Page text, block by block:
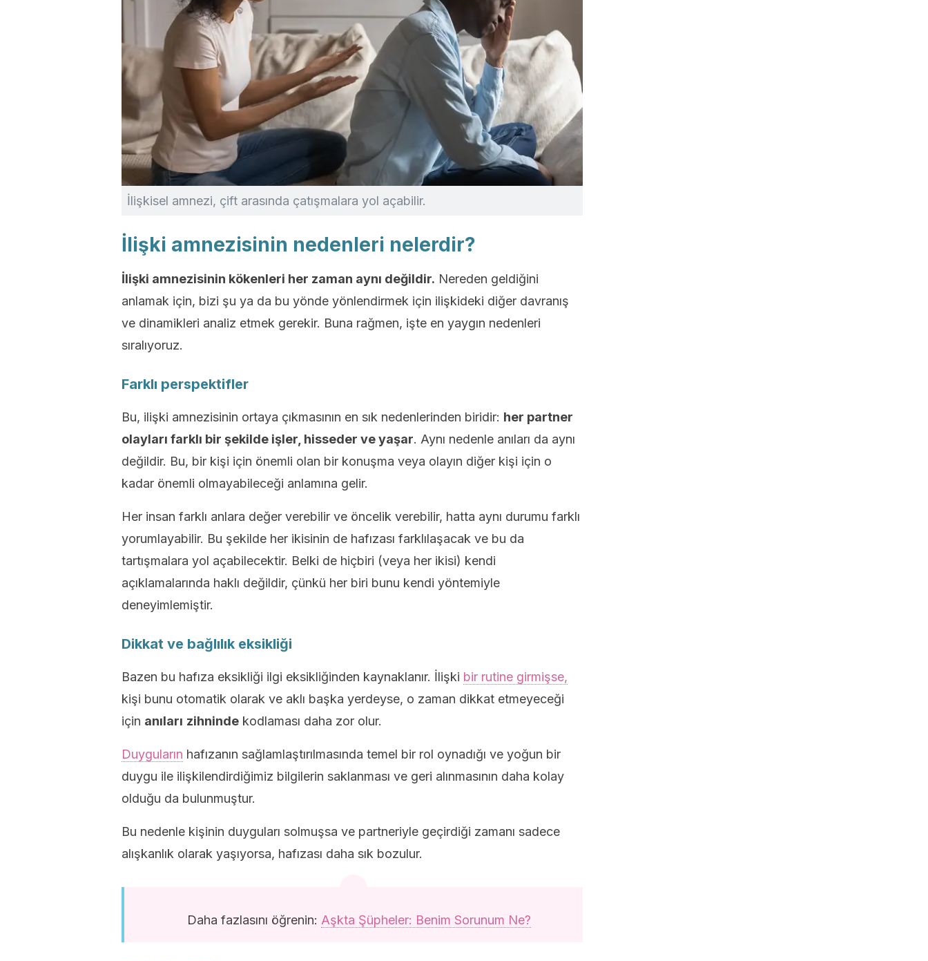
İlişkisel amnezi, çift arasında çatışmalara yol açabilir.
İlişki amnezisinin nedenleri nelerdir?
İlişki amnezisinin kökenleri her zaman aynı değildir. Nereden geldiğini
anlamak için, bizi şu ya da bu yönde yönlendirmek için ilişkideki diğer davranış
ve dinamikleri analiz etmek gerekir. Buna rağmen, işte en yaygın nedenleri
sıralıyoruz.
Farklı perspektifler
Bu, ilişki amnezisinin ortaya çıkmasının en sık nedenlerinden biridir: her partner
olayları farklı bir şekilde işler, hisseder ve yaşar. Aynı nedenle anıları da aynı
değildir. Bu, bir kişi için önemli olan bir konuşma veya olayın diğer kişi için o
kadar önemli olmayabileceği anlamına gelir.
Her insan farklı anlara değer verebilir ve öncelik verebilir, hatta aynı durumu farklı
yorumlayabilir. Bu şekilde her ikisinin de hafızası farklılaşacak ve bu da
tartışmalara yol açabilecektir. Belki de hiçbiri (veya her ikisi) kendi
açıklamalarında haklı değildir, çünkü her biri bunu kendi yöntemiyle
deneyimlemiştir.
Dikkat ve bağlılık eksikliği
Bazen bu hafıza eksikliği ilgi eksikliğinden kaynaklanır. İlişki bir rutine girmişse,
kişi bunu otomatik olarak ve aklı başka yerdeyse, o zaman dikkat etmeyeceği
için anıları zihninde kodlaması daha zor olur.
Duyguların hafızanın sağlamlaştırılmasında temel bir rol oynadığı ve yoğun bir
duygu ile ilişkilendirdiğimiz bilgilerin saklanması ve geri alınmasının daha kolay
olduğu da bulunmuştur.
Bu nedenle kişinin duyguları solmuşsa ve partneriyle geçirdiği zamanı sadece
alışkanlık olarak yaşıyorsa, hafızası daha sık bozulur.
Daha fazlasını öğrenin: Aşkta Şüpheler: Benim Sorunum Ne?